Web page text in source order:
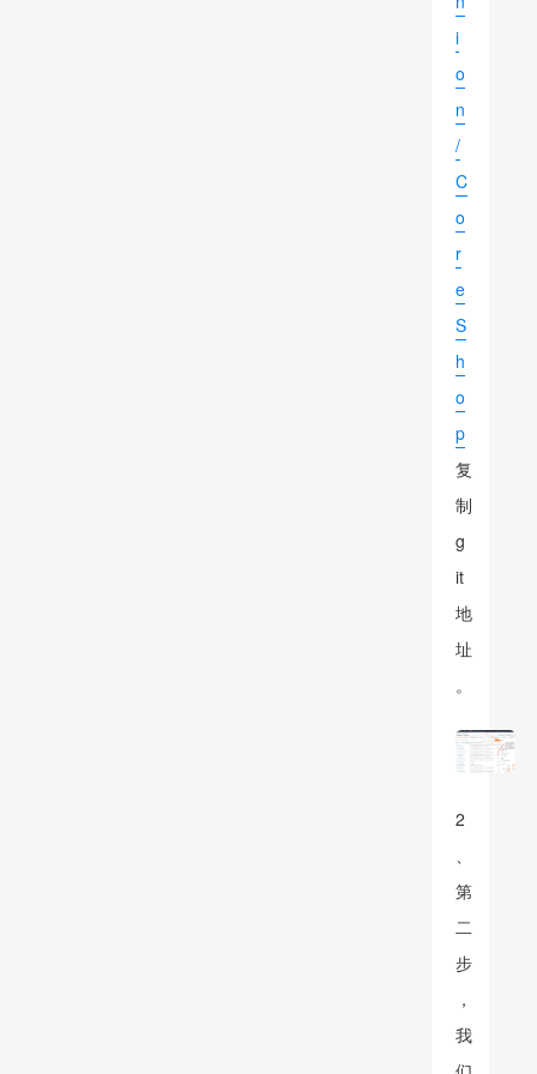
i
o
n
/
C
o
r
e
S
h
o
p
复
制
g
it
地
址
。
2
第
二
步
，
我